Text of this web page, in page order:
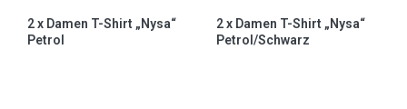
2 x Damen T-Shirt „Nysa“
Petrol
2 x Damen T-Shirt „Nysa“
Petrol/Schwarz